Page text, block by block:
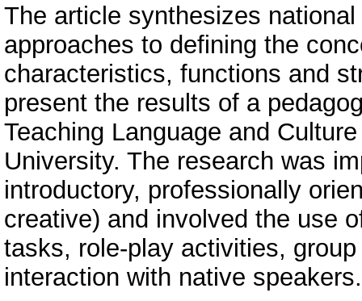
The article synthesizes
approaches to defining the
characteristics, functions and
present the results of a
Teaching Language and
University. The research was
introductory, professionally
creative) and involved the use
tasks, role-play activities,
interaction with native speakers.